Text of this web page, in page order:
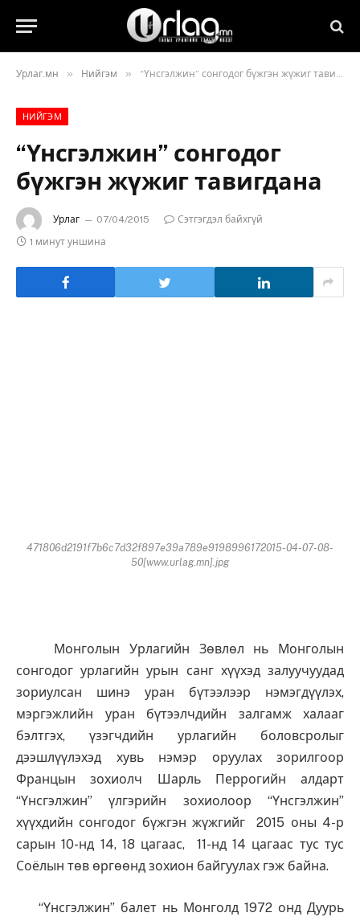
Урлаг.мн » Нийгэм » “Үнсгэлжин” сонгодог бүжгэн жүжиг тавигдана
НИЙГЭМ
“Үнсгэлжин” сонгодог
бүжгэн жүжиг тавигдана
Урлаг 07/04/2015
Сэтгэгдэл байхгүй
1 минут уншина
471806d2191f7b6c7d32f897e39a789e9198996172015-04-07-08-
50[www.urlag.mn].jpg
Монголын Урлагийн Зөвлөл нь Монголын
сонгодог урлагийн урын санг хүүхэд залуучуудад
зориулсан шинэ уран бүтээлээр нэмэгдүүлэх,
мэргэжлийн уран бүтээлчдийн залгамж халааг
бэлтгэх, үзэгчдийн урлагийн боловсролыг
дээшлүүлэхэд хувь нэмэр оруулах зорилгоор
Францын зохиолч Шарль Перрогийн алдарт
“Үнсгэлжин” үлгэрийн зохиолоор “Үнсгэлжин”
хүүхдийн сонгодог бүжгэн жүжгийг 2015 оны 4-р
сарын 10-нд 14, 18 цагаас, 11-нд 14 цагаас тус тус
Соёлын төв өргөөнд зохион байгуулах гэж байна.
“Үнсгэлжин” балет нь Монголд 1972 онд Дуурь